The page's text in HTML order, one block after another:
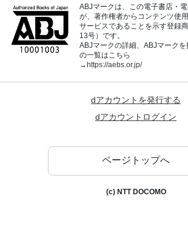
ABJマークは、この電子書店・
が、著作権者からコンテンツ使
サービスであることを示す登録
13号）です。
ABJマークの詳細、ABJマーク
の一覧はこちら
→https://aebs.or.jp/
dアカウントを発行する
dアカウントログイン
ページトップへ
(c) NTT DOCOMO